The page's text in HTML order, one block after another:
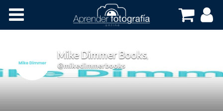
Mike Dimmer Books,
@mikedimmerbooks